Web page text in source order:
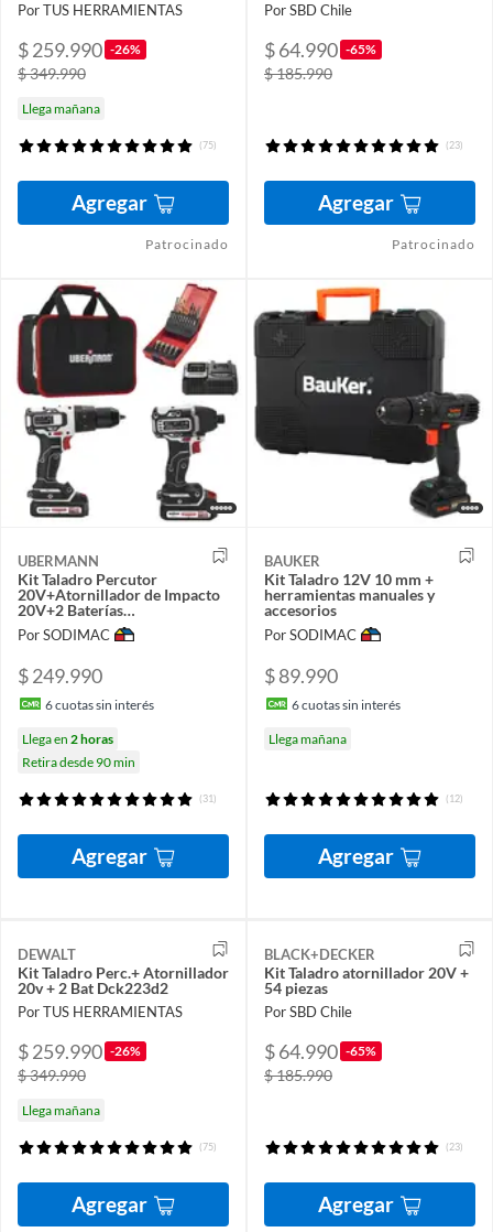
Por TUS HERRAMIENTAS
$ 259.990 -26%
$ 349.990
Llega mañana
(75)
Agregar
Patrocinado
Por SBD Chile
$ 64.990 -65%
$ 185.990
(23)
Agregar
Patrocinado
UBERMANN
Kit Taladro Percutor
20V+Atornillador de Impacto
20V+2 Baterías
2AH+Cargador+25 Acc
Por SODIMAC
$ 249.990
6cuotas sin interés
Llega en 2 horas
Retira desde 90 min
(31)
Agregar
BAUKER
Kit Taladro 12V 10 mm +
herramientas manuales y
accesorios
Por SODIMAC
$ 89.990
6cuotas sin interés
Llega mañana
(12)
Agregar
DEWALT
Kit Taladro Perc.+ Atornillador
20v + 2 Bat Dck223d2
Por TUS HERRAMIENTAS
$ 259.990 -26%
$ 349.990
Llega mañana
(75)
Agregar
BLACK+DECKER
Kit Taladro atornillador 20V +
54 piezas
Por SBD Chile
$ 64.990 -65%
$ 185.990
(23)
Agregar